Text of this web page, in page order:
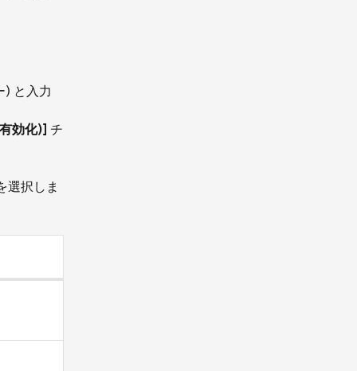
) と入力
効化)] チ
選択しま